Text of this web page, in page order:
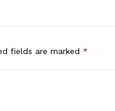
fields are marked *